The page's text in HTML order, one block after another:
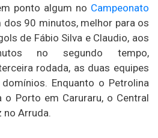
ponto algum no Campeonato
dos 90 minutos, melhor para os
de Fábio Silva e Claudio, aos
no segundo tempo,
rodada, as duas equipes
Enquanto o Petrolina
o Porto em Caruraru, o Central
no Arruda.